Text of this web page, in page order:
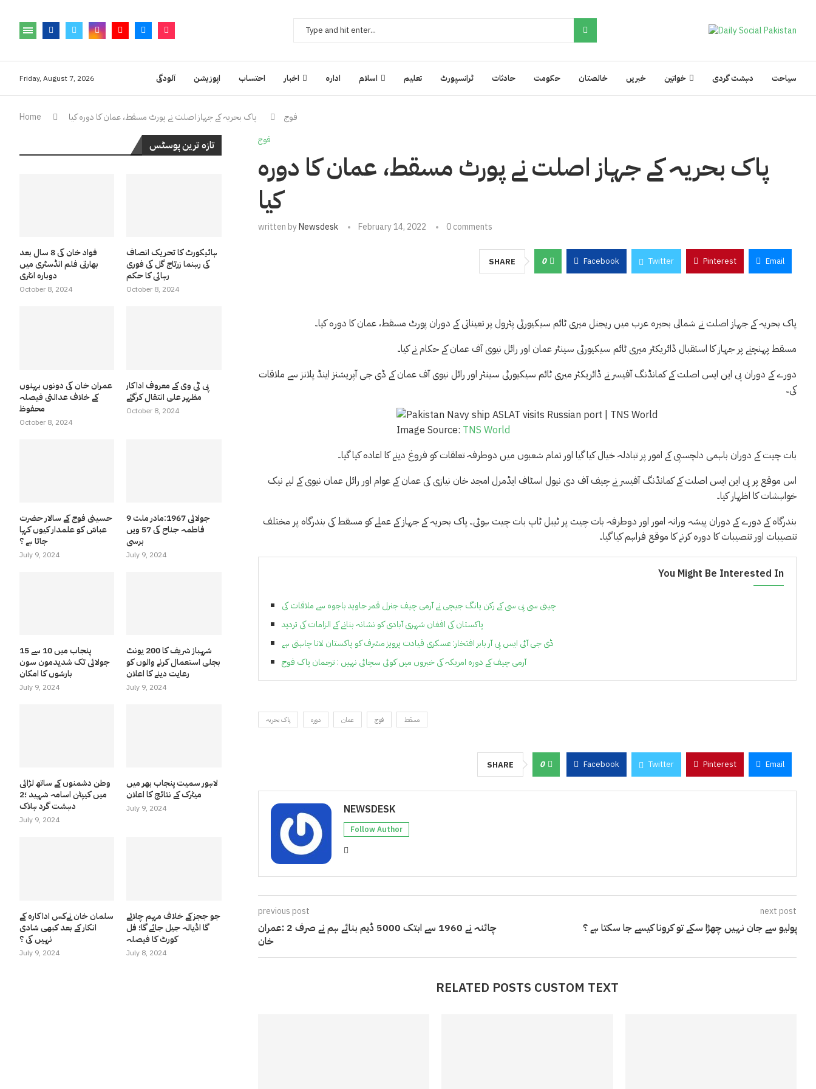
Friday, August 7, 2026 آلودگی اپوزیشن احتساب اخبار ادارہ اسلام تعلیم ٹرانسپورٹ حادثات حکومت خالصتان خبریں خواتین دہشت گردی سیاحت
Home فوج پاک بحریہ کے جہاز اصلت نے پورٹ مسقط، عمان کا دورہ کیا
فوج
پاک بحریہ کے جہاز اصلت نے پورٹ مسقط، عمان کا دورہ
کیا
written byNewsdesk February 14, 2022 0 comments
SHARE 0 Facebook Twitter Pinterest Email
پاک بحریہ کے جہاز اصلت نے شمالی بحیرہ عرب میں ریجنل میری ٹائم سیکیورٹی پٹرول پر تعیناتی کے دوران پورٹ مسقط، عمان کا دورہ کیا۔
مسقط پہنچنے پر جہاز کا استقبال ڈائریکٹر میری ٹائم سیکیورٹی سینٹر عمان اور رائل نیوی آف عمان کے حکام نے کیا۔
دورے کے دوران پی این ایس اصلت کے کمانڈنگ آفیسر نے ڈائریکٹر میری ٹائم سیکیورٹی سینٹر اور رائل نیوی آف عمان کے ڈی جی آپریشنز اینڈ پلانز سے ملاقات
کی۔
Image Source: TNS World
بات چیت کے دوران باہمی دلچسپی کے امور پر تبادلہ خیال کیا گیا اور تمام شعبوں میں دوطرفہ تعلقات کو فروغ دینے کا اعادہ کیا گیا۔
اس موقع پر پی این ایس اصلت کے کمانڈنگ آفیسر نے چیف آف دی نیول اسٹاف ایڈمرل امجد خان نیازی کی عمان کے عوام اور رائل عمان نیوی کے لیے نیک
خواہشات کا اظہار کیا۔
بندرگاہ کے دورے کے دوران پیشہ ورانہ امور اور دوطرفہ بات چیت پر ٹیبل ٹاپ بات چیت ہوئی۔ پاک بحریہ کے جہاز کے عملے کو مسقط کی بندرگاہ پر مختلف
تنصیبات اور تنصیبات کا دورہ کرنے کا موقع فراہم کیا گیا۔
You Might Be Interested In
چینی سی پی سی کے رکن یانگ جیچی نے آرمی چیف جنرل قمر جاوید باجوہ سے ملاقات کی
پاکستان کی افغان شہری آبادی کو نشانہ بنانے کے الزامات کی تردید
ڈی جی آئی ایس پی آر بابر افتخار: عسکری قیادت پرویز مشرف کو پاکستان لانا چاہتی ہے
آرمی چیف کے دورہ امریکہ کی خبروں میں کوئی سچائی نہیں : ترجمان پاک فوج
پاک بحریہ دورہ عمان فوج مسقط
SHARE 0 Facebook Twitter Pinterest Email
NEWSDESK
Follow Author
previous post
چائنہ نے 1960 سے ابتک 5000 ڈیم بنائے ہم نے صرف 2 :عمران
خان
next post
پولیو سے جان نہیں چھڑا سکے تو کرونا کیسے جا سکتا ہے ؟
RELATED POSTS CUSTOM TEXT
تازہ ترین پوسٹس
فواد خان کی 8 سال بعد
بھارتی فلم انڈسٹری میں
دوبارہ انٹری
October 8, 2024
ہائیکورٹ کا تحریک انصاف
کی رہنما زرتاج گل کی فوری
رہائی کا حکم
October 8, 2024
عمران خان کی دونوں بہنوں
کے خلاف عدالتی فیصلہ
محفوظ
October 8, 2024
پی ٹی وی کے معروف اداکار
مظہر علی انتقال کرگئے
October 8, 2024
حسینی فوج کے سالار حضرت
عباسّ کو علمدار کیوں کہا
جاتا ہے ؟
July 9, 2024
9 جولائی 1967:مادر ملت
فاطمہ جناح کی 57 ویں
برسی
July 9, 2024
پنجاب میں 10 سے 15
جولائی تک شدیدمون سون
بارشوں کا امکان
July 9, 2024
شہباز شریف کا 200 یونٹ
بجلی استعمال کرنے والوں کو
رعایت دینے کا اعلان
July 9, 2024
وطن دشمنوں کے ساتھ لڑائی
میں کیپٹن اسامہ شہید ؛2
دہشت گرد ہلاک
July 9, 2024
لاہور سمیت پنجاب بھر میں
میٹرک کے نتائج کا اعلان
July 9, 2024
سلمان خان نےکس اداکارہ کے
انکار کے بعد کبھی شادی
نہیں کی ؟
July 9, 2024
جو ججز کے خلاف مہم چلائے
گا اڈیالہ جیل جائے گا؛ فل
کورٹ کا فیصلہ
July 8, 2024